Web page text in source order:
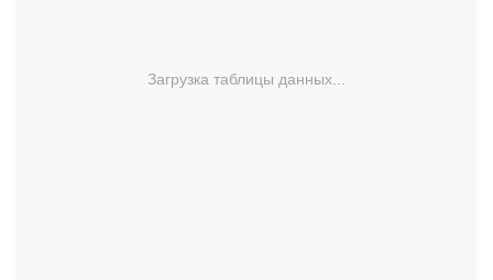
Загрузка таблицы данных...